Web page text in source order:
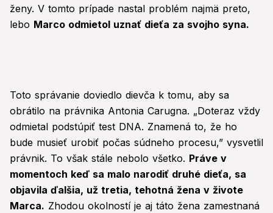
ženy. V tomto prípade nastal problém najmä preto,
lebo Marco odmietol uznať dieťa za svojho syna.
Toto správanie doviedlo dievča k tomu, aby sa
obrátilo na právnika Antonia Carugna. „Doteraz vždy
odmietal podstúpiť test DNA. Znamená to, že ho
bude musieť urobiť počas súdneho procesu,” vysvetlil
právnik. To však stále nebolo všetko. Práve v
momentoch keď sa malo narodiť druhé dieťa, sa
objavila ďalšia, už tretia, tehotná žena v živote
Marca. Zhodou okolností je aj táto žena zamestnaná